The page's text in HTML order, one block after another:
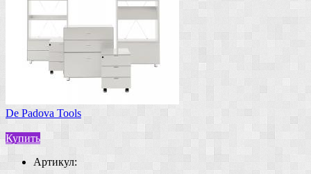
De Padova Tools
Купить
Артикул: